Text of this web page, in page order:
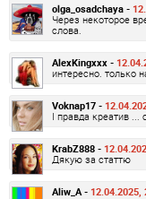
olga_osadchaya -
Через некоторое
слова.
AlexKingxxx -
интересно. только
Voknap17 -
І правда креатив ...
KrabZ888 -
Дякую за статтю
Aliw_A - 12.04.2025,